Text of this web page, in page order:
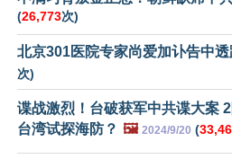
(26,773次)
北京301医院专家尚爱加讣告中
次)
谍战激烈！台破获军中共谍大案
台湾试探海防？ 🖼️ 2024/9/20 (